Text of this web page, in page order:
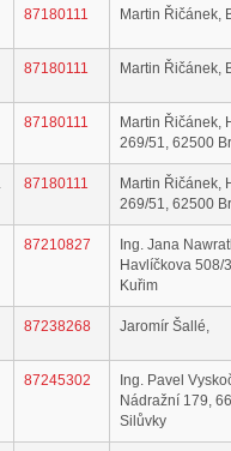
87180111 Martin Řičánek,
87180111 Martin Řičánek,
87180111
Martin Řičánek,
269/51, 62500
87180111
Martin Řičánek,
269/51, 62500
87210827
Ing. Jana
Havlíčkova 508/
Kuřim
87238268 Jaromír Šallé,
87245302
Ing. Pavel
Nádražní 179,
Silůvky